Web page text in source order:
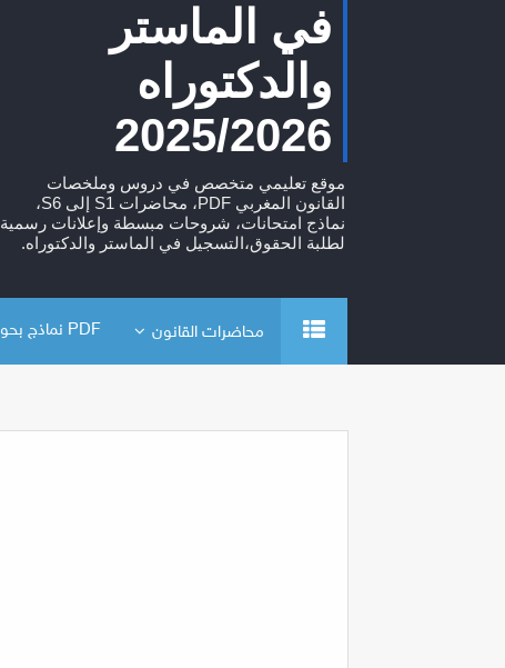
في الماستر
والدكتوراه
2025/2026
موقع تعليمي متخصص في دروس وملخصات
القانون المغربي PDF، محاضرات S1 إلى S6،
نماذج امتحانات، شروحات مبسطة وإعلانات رسمية
لطلبة الحقوق،التسجيل في الماستر والدكتوراه.
محاضرات القانون PDF نماذج بحوث